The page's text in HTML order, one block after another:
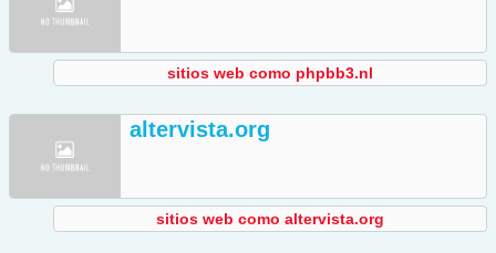
sitios web como phpbb3.nl
altervista.org
sitios web como altervista.org